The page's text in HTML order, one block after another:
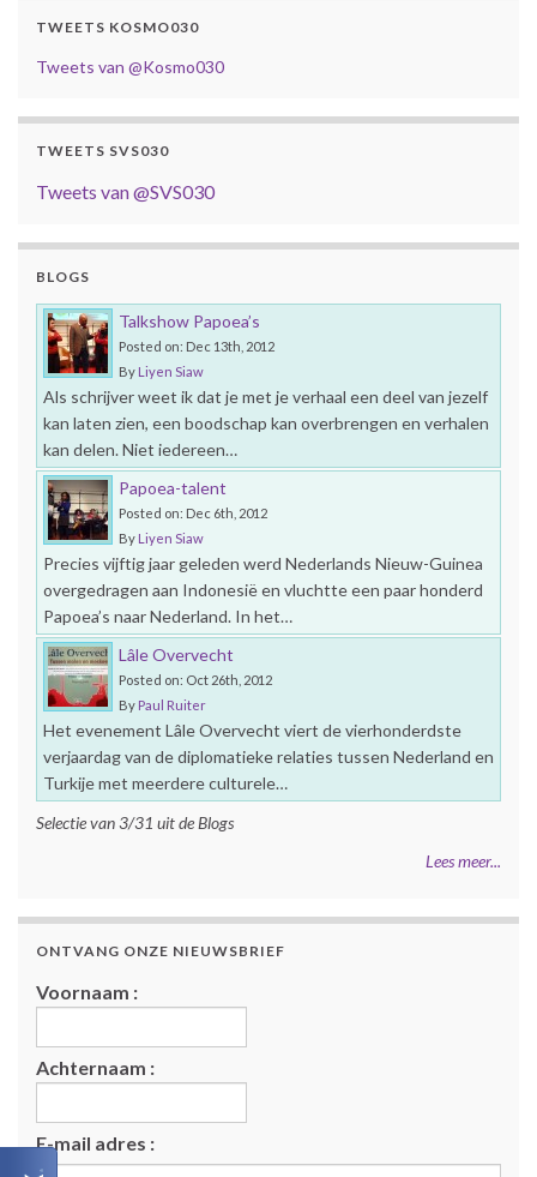
TWEETS KOSMO030
Tweets van @Kosmo030
TWEETS SVS030
Tweets van @SVS030
BLOGS
Talkshow Papoea’s
Posted on: Dec 13th, 2012
By Liyen Siaw
Als schrijver weet ik dat je met je verhaal een deel van jezelf
kan laten zien, een boodschap kan overbrengen en verhalen
kan delen. Niet iedereen…
Papoea-talent
Posted on: Dec 6th, 2012
By Liyen Siaw
Precies vijftig jaar geleden werd Nederlands Nieuw-Guinea
overgedragen aan Indonesië en vluchtte een paar honderd
Papoea’s naar Nederland. In het…
Lâle Overvecht
Posted on: Oct 26th, 2012
By Paul Ruiter
Het evenement Lâle Overvecht viert de vierhonderdste
verjaardag van de diplomatieke relaties tussen Nederland en
Turkije met meerdere culturele…
Selectie van 3/31 uit de Blogs
Lees meer...
ONTVANG ONZE NIEUWSBRIEF
Voornaam :
Achternaam :
E-mail adres :